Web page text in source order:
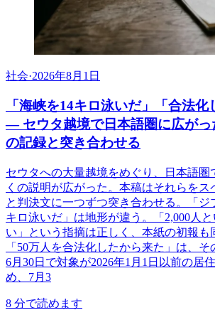
社会·2026年8月1日
「海峡を14キロ泳いだ」「合法化
― セウタ越境で日本語圏に広がっ
の記録と突き合わせる
セウタへの大量越境をめぐり、日本語圏
くの説明が広がった。本稿はそれらをス
と判決文に一つずつ突き合わせる。「ジ
キロ泳いだ」は地形が違う。「2,000人
い」という指摘は正しく、本紙の初報も
「50万人を合法化したから来た」は、
6月30日で対象が2026年1月1日以前の居
め、7月3
8 分で読めます